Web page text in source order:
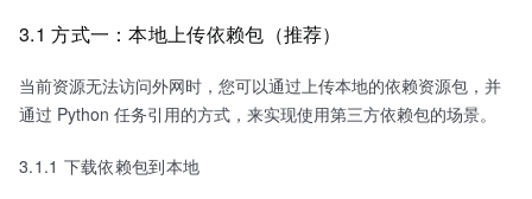
3.1 方式一：本地上传依赖包（推荐）
当前资源无法访问外网时，您可以通过上传本地的依赖资源包，并
通过 Python 任务引用的方式，来实现使用第三方依赖包的场景。
3.1.1 下载依赖包到本地